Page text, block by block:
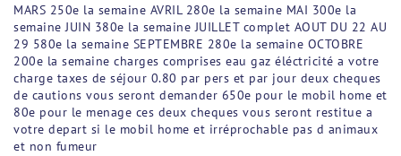
MARS 250e la semaine AVRIL 280e la semaine MAI 300e la
semaine JUIN 380e la semaine JUILLET complet AOUT DU 22 AU
29 580e la semaine SEPTEMBRE 280e la semaine OCTOBRE
200e la semaine charges comprises eau gaz éléctricité a votre
charge taxes de séjour 0.80 par pers et par jour deux cheques
de cautions vous seront demander 650e pour le mobil home et
80e pour le menage ces deux cheques vous seront restitue a
votre depart si le mobil home et irréprochable pas d animaux
et non fumeur